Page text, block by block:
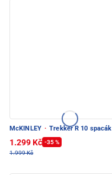
McKINLEY · Trekker R 10 spacák
1.299 Kč -35 %
1.999 Kč